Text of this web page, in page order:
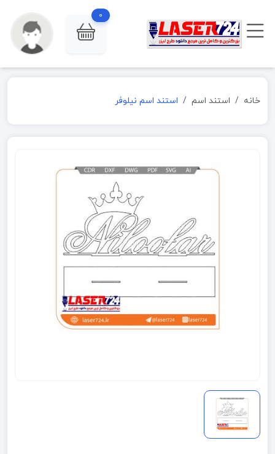
0
خانه استند اسم استند اسم نیلوفر